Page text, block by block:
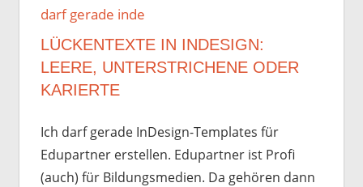
LÜCKENTEXTE IN INDESIGN:
LEERE, UNTERSTRICHENE ODER
KARIERTE
Ich darf gerade InDesign-Templates für
Edupartner erstellen. Edupartner ist Profi
(auch) für Bildungsmedien. Da gehören dann